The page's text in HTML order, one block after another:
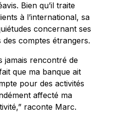
Bien qu’il traite
à l’international, sa
concernant ses
comptes étrangers.
jamais rencontré de
que ma banque ait
pour des activités
affecté ma
raconte Marc.